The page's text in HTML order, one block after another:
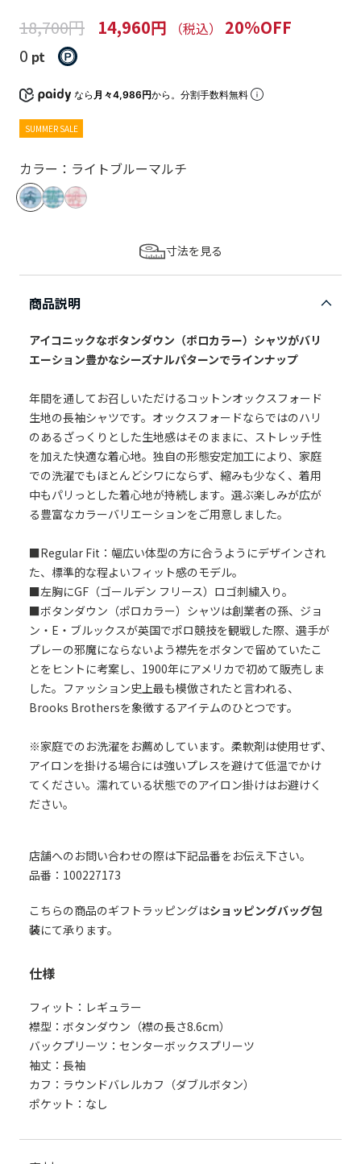
18,700円
14,960円 （税込）
20%OFF
0 pt
なら 月々4,986円から。分割手数料無料
SUMMER SALE
カラー：ライトブルーマルチ
寸法を見る
商品説明
アイコニックなボタンダウン（ポロカラー）シャツがバリ
エーション豊かなシーズナルパターンでラインナップ
年間を通してお召しいただけるコットンオックスフォード
生地の長袖シャツです。オックスフォードならではのハリ
のあるざっくりとした生地感はそのままに、ストレッチ性
を加えた快適な着心地。独自の形態安定加工により、家庭
での洗濯でもほとんどシワにならず、縮みも少なく、着用
中もパリっとした着心地が持続します。選ぶ楽しみが広が
る豊富なカラーバリエーションをご用意しました。
■Regular Fit：幅広い体型の方に合うようにデザインされ
た、標準的な程よいフィット感のモデル。
■左胸にGF（ゴールデン フリース）ロゴ刺繍入り。
■ボタンダウン（ポロカラー）シャツは創業者の孫、ジョ
ン・E・ブルックスが英国でポロ競技を観戦した際、選手が
プレーの邪魔にならないよう襟先をボタンで留めていたこ
とをヒントに考案し、1900年にアメリカで初めて販売しま
した。ファッション史上最も模倣されたと言われる、
Brooks Brothersを象徴するアイテムのひとつです。
※家庭でのお洗濯をお薦めしています。柔軟剤は使用せず、
アイロンを掛ける場合には強いプレスを避けて低温でかけ
てください。濡れている状態でのアイロン掛けはお避けく
ださい。
店舗へのお問い合わせの際は下記品番をお伝え下さい。
品番：100227173
こちらの商品のギフトラッピングはショッピングバッグ包
装にて承ります。
仕様
フィット：レギュラー
襟型：ボタンダウン（襟の長さ8.6cm）
バックプリーツ：センターボックスプリーツ
袖丈：長袖
カフ：ラウンドバレルカフ（ダブルボタン）
ポケット：なし